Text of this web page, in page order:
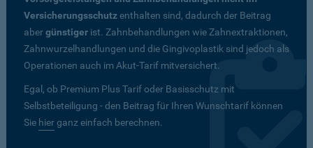
Versicherungsschutzenthalten sind, dadurch der Beitrag
abergünstiger ist. Zahnbehandlungen wie Zahnextraktionen,
Zahnwurzelhandlungen und die Gingivoplastik sind jedoch als
Operationen auch im Akut-Tarif mitversichert.
Egal, ob Premium Plus Tarif oder Basisschutz mit
Selbstbeteiligung - den Beitrag für Ihren Wunschtarif können
Sie hierganz einfach berechnen.